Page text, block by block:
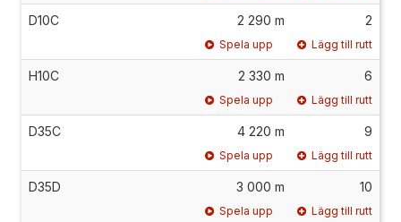
D10C 2 290 m 2
Spela upp Lägg till rutt
H10C 2 330 m 6
Spela upp Lägg till rutt
D35C 4 220 m 9
Spela upp Lägg till rutt
D35D 3 000 m 10
Spela upp Lägg till rutt